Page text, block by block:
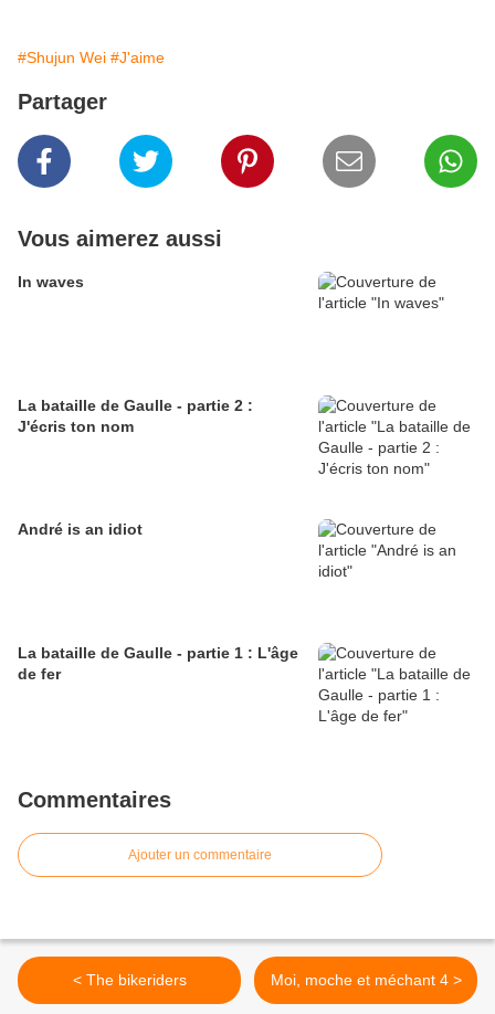
#Shujun Wei #J'aime
Partager
Vous aimerez aussi
In waves
La bataille de Gaulle - partie 2 :
J'écris ton nom
André is an idiot
La bataille de Gaulle - partie 1 : L'âge
de fer
Commentaires
Ajouter un commentaire
< The bikeriders Moi, moche et méchant 4 >